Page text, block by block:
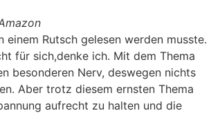
einem Rutsch gelesen werden musste.
für sich,denke ich. Mit dem Thema
besonderen Nerv, deswegen nichts
Aber trotz diesem ernsten Thema
aufrecht zu halten und die